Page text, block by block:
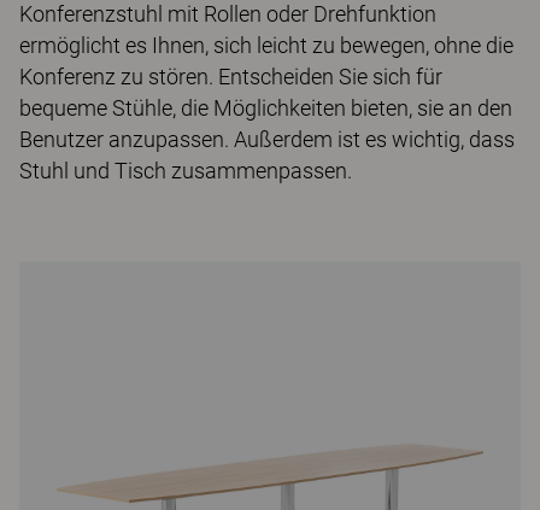
Konferenzstuhl mit Rollen oder Drehfunktion
ermöglicht es Ihnen, sich leicht zu bewegen, ohne die
Konferenz zu stören. Entscheiden Sie sich für
bequeme Stühle, die Möglichkeiten bieten, sie an den
Benutzer anzupassen. Außerdem ist es wichtig, dass
Stuhl und Tisch zusammenpassen.